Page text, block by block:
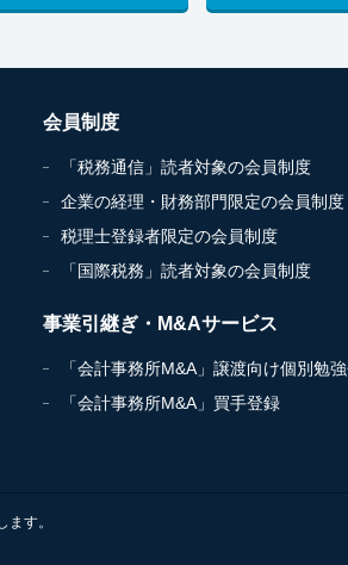
会員制度
「税務通信」読者対象の会員制度
企業の経理・財務部門限定の会員制度
税理士登録者限定の会員制度
「国際税務」読者対象の会員制度
事業引継ぎ・M&Aサービス
「会計事務所M&A」譲渡向け個別勉
「会計事務所M&A」買手登録
す。